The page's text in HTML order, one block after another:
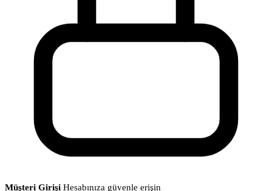
Müşteri Girişi Hesabınıza güvenle erişin